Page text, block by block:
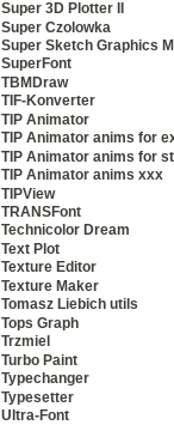
Super 3D Plotter II
Super Czolowka
Super Sketch Graphics
SuperFont
TBMDraw
TIF-Konverter
TIP Animator
TIP Animator anims for
TIP Animator anims for
TIP Animator anims xxx
TIPView
TRANSFont
Technicolor Dream
Text Plot
Texture Editor
Texture Maker
Tomasz Liebich utils
Tops Graph
Trzmiel
Turbo Paint
Typechanger
Typesetter
Ultra-Font